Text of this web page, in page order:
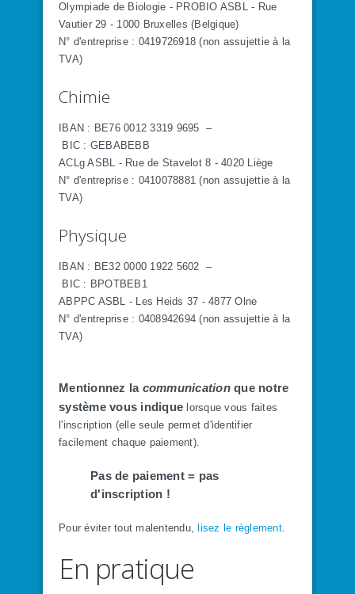
Olympiade de Biologie - PROBIO ASBL - Rue
Vautier 29 - 1000 Bruxelles (Belgique)
N° d'entreprise : 0419726918 (non assujettie à la
TVA)
Chimie
IBAN : BE76 0012 3319 9695 –
BIC : GEBABEBB
ACLg ASBL - Rue de Stavelot 8 - 4020 Liège
N° d'entreprise : 0410078881 (non assujettie à la
TVA)
Physique
IBAN : BE32 0000 1922 5602 –
BIC : BPOTBEB1
ABPPC ASBL - Les Heids 37 - 4877 Olne
N° d'entreprise : 0408942694 (non assujettie à la
TVA)
Mentionnez la communication que notre
systèmevous indique lorsque vous faites
l'inscription (elle seule permet d'identifier
facilement chaque paiement).
Pas de paiement = pas
d'inscription !
Pour éviter tout malentendu, lisez le règlement.
En pratique